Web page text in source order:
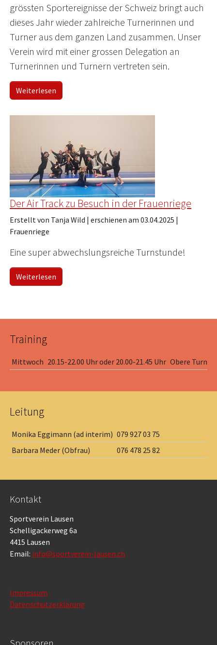
grössten Sportereignisse der Schweiz bringt auch
dieses Jahr wieder zahlreiche Turnerinnen und
Turner aus dem ganzen Land zusammen. Unser
Verein wird mit einer grossen Delegation an
Turnerinnen und Turnern vertreten sein.
Weiterlesen
Der Air Track zu Besuch in der Frauenriege
Erstellt von Tanja Wild | erschienen am 03.04.2025 |
Frauenriege
Eine super abwechslungsreiche Turnstunde!
Weiterlesen
Training
Mittwoch 20.15-22.00 Uhr oder 20.00-21.45 Uhr Obere
Leitung
Monika Eggimann (ad interim) 079 927 03 75
Barbara Meder (Obfrau)
076 478 25 82
Kontakt
Sportverein Lausen
Schelligackerweg 6a
4415 Lausen
Email: info@sportverein-lausen.ch
Impressum
Datenschutzerklärung